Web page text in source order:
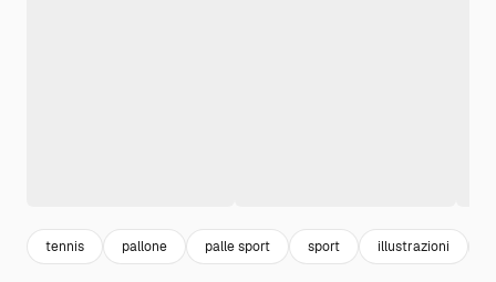
tennis pallone palle sport sport illustrazioni